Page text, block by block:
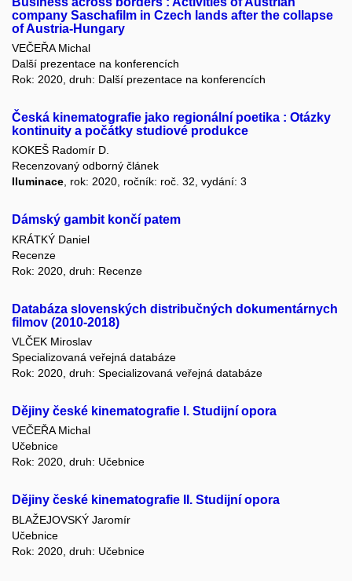
company Saschafilm in Czech lands after the collapse
of Austria-Hungary
VEČEŘA Michal
Další prezentace na konferencích
Rok: 2020, druh: Další prezentace na konferencích
Česká kinematografie jako regionální poetika : Otázky
kontinuity a počátky studiové produkce
KOKEŠ Radomír D.
Recenzovaný odborný článek
Iluminace, rok: 2020, ročník: roč. 32, vydání: 3
Dámský gambit končí patem
KRÁTKÝ Daniel
Recenze
Rok: 2020, druh: Recenze
Databáza slovenských distribučných dokumentárnych
filmov (2010-2018)
VLČEK Miroslav
Specializovaná veřejná databáze
Rok: 2020, druh: Specializovaná veřejná databáze
Dějiny české kinematografie I. Studijní opora
VEČEŘA Michal
Učebnice
Rok: 2020, druh: Učebnice
Dějiny české kinematografie II. Studijní opora
BLAŽEJOVSKÝ Jaromír
Učebnice
Rok: 2020, druh: Učebnice